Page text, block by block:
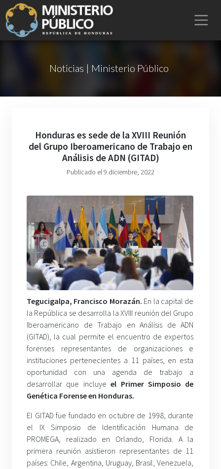
Noticias | Ministerio Público
Honduras es sede de la XVIII Reunión
del Grupo Iberoamericano de Trabajo en
Análisis de ADN (GITAD)
Publicado el 9 diciembre, 2022
Tegucigalpa, Francisco Morazán. En la capital de
la República se desarrolla la XVIII reunión del Grupo
Iberoamericano de Trabajo en Análisis de ADN
(GITAD), la cual permite el encuentro de expertos
forenses representantes de organizaciones e
instituciones pertenecientes a 11 países, en esta
oportunidad con una agenda de trabajo a
desarrollar que incluyeel Primer Simposio de
Genética Forense en Honduras.
El GITAD fue fundado en octubre de 1998, durante
el IX Simposio de Identificación Humana de
PROMEGA, realizado en Orlando, Florida. A la
primera reunión asistieron representantes de 11
países: Chile, Argentina, Uruguay, Brasil, Venezuela,